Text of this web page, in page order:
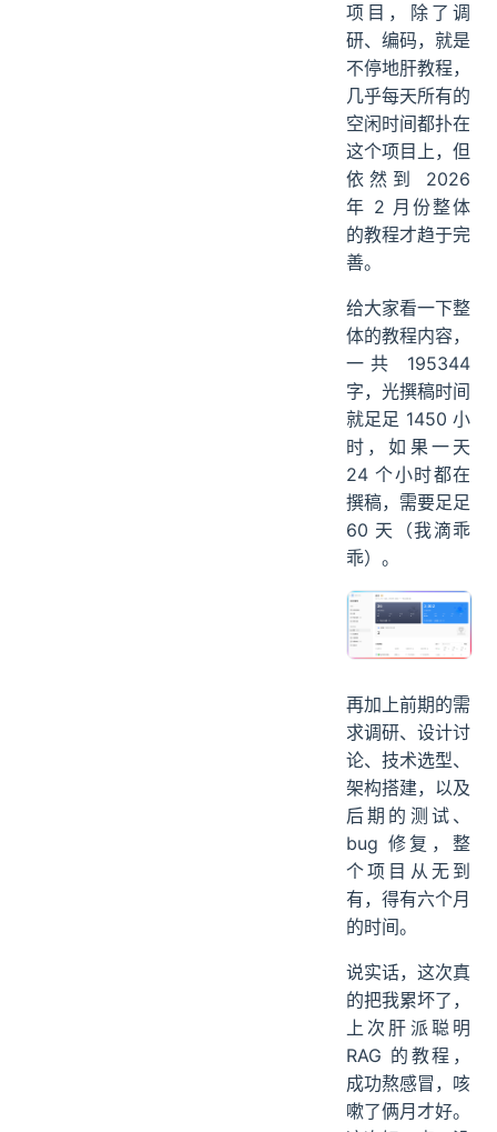
工作流引擎核心机制
SSE 实时推送
Docker 容器化部署
分布式追踪
04、PaiFlow 的求职价值
05、PaiFlow 项目交付内容
20+万字详细教程
完整源码
简历写法指导
答疑服务
06、PaiFlow 适合谁学？
学习方式
07、Ending
项目，除了调
研、编码，就是
不停地肝教程，
几乎每天所有的
空闲时间都扑在
这个项目上，但
依然到 2026
年 2 月份整体
的教程才趋于完
善。
给大家看一下整
体的教程内容，
一共 195344
字，光撰稿时间
就足足 1450 小
时，如果一天
24 个小时都在
撰稿，需要足足
60 天（我滴乖
乖）。
再加上前期的需
求调研、设计讨
论、技术选型、
架构搭建，以及
后期的测试、
bug 修复，整
个项目从无到
有，得有六个月
的时间。
说实话，这次真
的把我累坏了，
上次肝派聪明
RAG 的教程，
成功熬感冒，咳
嗽了俩月才好。